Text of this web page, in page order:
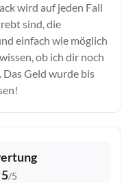
wird auf jeden Fall
sind, die
einfach wie möglich
ob ich dir noch
Geld wurde bis
5/5